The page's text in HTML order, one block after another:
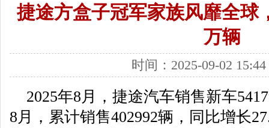
捷途方盒子冠军家族风靡全球
万辆
时间：2025-09-02
2025年8月，捷途汽车销售新车
8月，累计销售402992辆，同比增长